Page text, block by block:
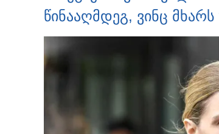
წინააღმდეგ, ვინც